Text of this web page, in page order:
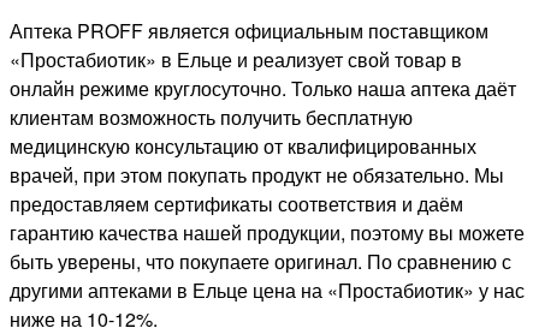
Аптека PROFF является официальным поставщиком
«Простабиотик» в Ельце и реализует свой товар в
онлайн режиме круглосуточно. Только наша аптека даёт
клиентам возможность получить бесплатную
медицинскую консультацию от квалифицированных
врачей, при этом покупать продукт не обязательно. Мы
предоставляем сертификаты соответствия и даём
гарантию качества нашей продукции, поэтому вы можете
быть уверены, что покупаете оригинал. По сравнению с
другими аптеками в Ельце цена на «Простабиотик» у нас
ниже на 10-12%.